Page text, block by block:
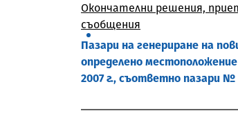
Окончателни решения,
съобщения
Пазари на генериране на
определено
2007 г., съответно пазари №